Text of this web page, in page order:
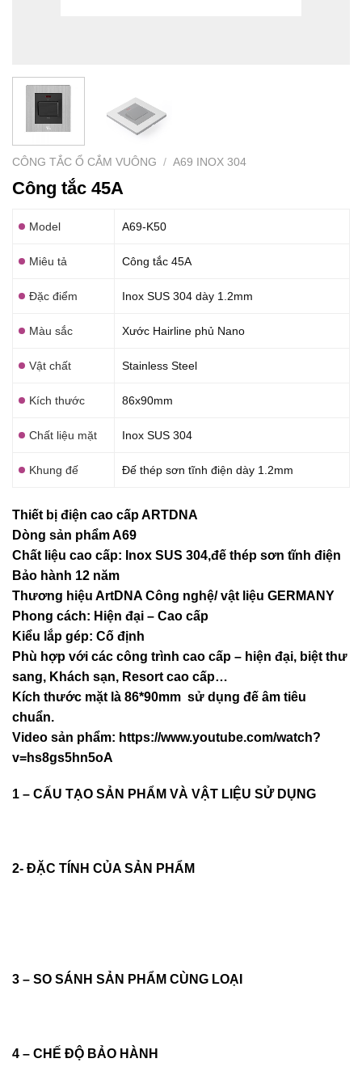
CÔNG TẮC Ổ CẮM VUÔNG / A69 INOX 304
Công tắc 45A
Model A69-K50
Miêu tả Công tắc 45A
Đặc điểm Inox SUS 304 dày 1.2mm
Màu sắc Xước Hairline phủ Nano
Vật chất Stainless Steel
Kích thước 86x90mm
Chất liệu mặt Inox SUS 304
Khung đế Đế thép sơn tĩnh điện dày 1.2mm
Thiết bị điện cao cấp ARTDNA
Dòng sản phẩm A69
Chất liệu cao cấp: Inox SUS 304,đế thép sơn tĩnh điện
Bảo hành 12 năm
Thương hiệu ArtDNA Công nghệ/ vật liệu GERMANY
Phong cách: Hiện đại – Cao cấp
Kiểu lắp gép: Cố định
Phù hợp với các công trình cao cấp – hiện đại, biệt thư
sang, Khách sạn, Resort cao cấp…
Kích thước mặt là 86*90mm sử dụng đế âm tiêu
chuẩn.
Video sản phẩm: https://www.youtube.com/watch?
v=hs8gs5hn5oA
1 – CẤU TẠO SẢN PHẨM VÀ VẬT LIỆU SỬ DỤNG
2- ĐẶC TÍNH CỦA SẢN PHẨM
3 – SO SÁNH SẢN PHẨM CÙNG LOẠI
4 – CHẾ ĐỘ BẢO HÀNH